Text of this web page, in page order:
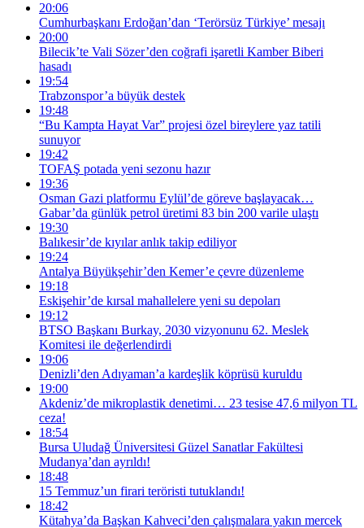
20:06
Cumhurbaşkanı Erdoğan’dan ‘Terörsüz Türkiye’ mesajı
20:00
Bilecik’te Vali Sözer’den coğrafi işaretli Kamber Biberi
hasadı
19:54
Trabzonspor’a büyük destek
19:48
“Bu Kampta Hayat Var” projesi özel bireylere yaz tatili
sunuyor
19:42
TOFAŞ potada yeni sezonu hazır
19:36
Osman Gazi platformu Eylül’de göreve başlayacak…
Gabar’da günlük petrol üretimi 83 bin 200 varile ulaştı
19:30
Balıkesir’de kıyılar anlık takip ediliyor
19:24
Antalya Büyükşehir’den Kemer’e çevre düzenleme
19:18
Eskişehir’de kırsal mahallelere yeni su depoları
19:12
BTSO Başkanı Burkay, 2030 vizyonunu 62. Meslek
Komitesi ile değerlendirdi
19:06
Denizli’den Adıyaman’a kardeşlik köprüsü kuruldu
19:00
Akdeniz’de mikroplastik denetimi… 23 tesise 47,6 milyon TL
ceza!
18:54
Bursa Uludağ Üniversitesi Güzel Sanatlar Fakültesi
Mudanya’dan ayrıldı!
18:48
15 Temmuz’un firari teröristi tutuklandı!
18:42
Kütahya’da Başkan Kahveci’den çalışmalara yakın mercek